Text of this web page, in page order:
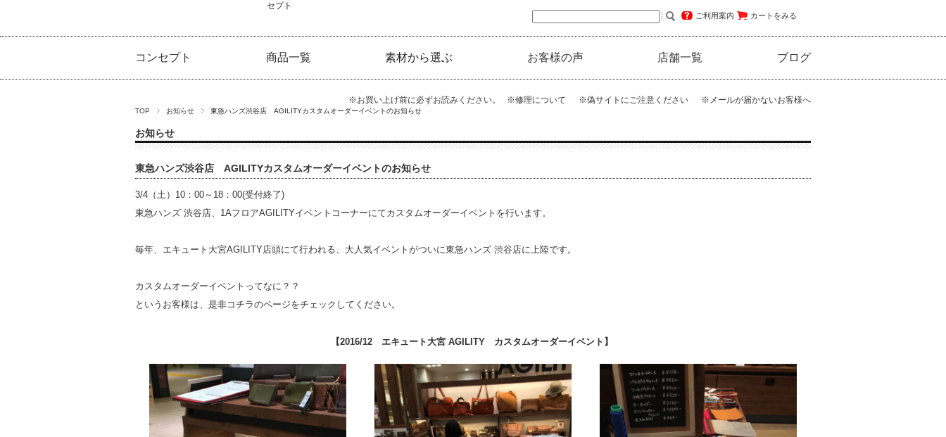
セプト
ご利用案内 カートをみる
コンセプト 商品一覧 素材から選ぶ お客様の声 店舗一覧 ブログ
※お買い上げ前に必ずお読みください。 ※修理について ※偽サイトにご注意ください ※メールが届かないお客様へ
TOP お知らせ 東急ハンズ渋谷店 AGILITYカスタムオーダーイベントのお知らせ
お知らせ
東急ハンズ渋谷店 AGILITYカスタムオーダーイベントのお知らせ
3/4（土）10：00～18：00(受付終了)
東急ハンズ 渋谷店、1AフロアAGILITYイベントコーナーにてカスタムオーダーイベントを行います。
毎年、エキュート大宮AGILITY店頭にて行われる、大人気イベントがついに東急ハンズ 渋谷店に上陸です。
カスタムオーダーイベントってなに？？
というお客様は、是非コチラのページをチェックしてください。
【2016/12 エキュート大宮 AGILITY カスタムオーダーイベント】